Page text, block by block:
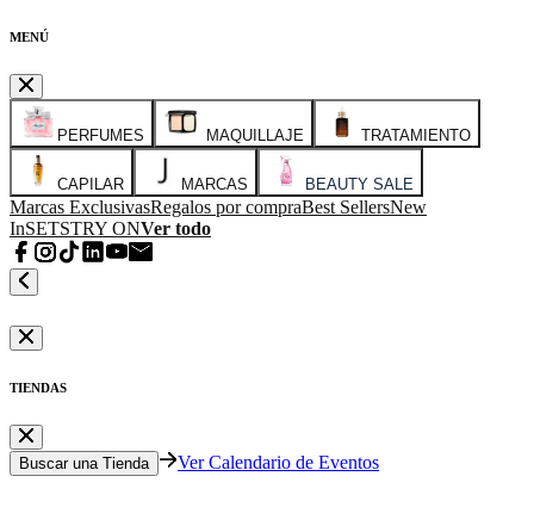
MENÚ
PERFUMES MAQUILLAJE TRATAMIENTO
CAPILAR MARCAS BEAUTY SALE
Marcas ExclusivasRegalos por compraBest SellersNew
InSETSTRY ONVer todo
TIENDAS
Buscar una Tienda Ver Calendario de Eventos